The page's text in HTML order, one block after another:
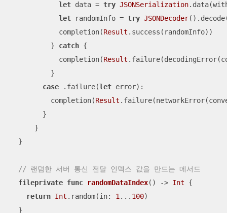
let data = try JSONSerialization
let randomInfo = try JSONDecoder
            completion(
Result .success(randomInfo))
          }
catch {
            completion(
Result
          }
case .failure(let error):
          completion(
Result
        }
      }
  }
// 랜덤한 서버 통신 전달 인덱스 값을 만드는 메서드
fileprivate func randomDataIndex() -> Int {
return Int .random(in: 1 ... 100)
  }